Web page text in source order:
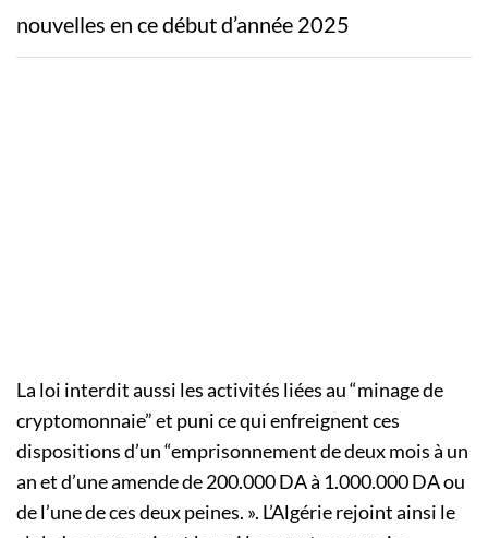
nouvelles en ce début d’année 2025
La loi interdit aussi les activités liées au “minage de
cryptomonnaie” et puni ce qui enfreignent ces
dispositions d’un “emprisonnement de deux mois à un
an et d’une amende de 200.000 DA à 1.000.000 DA ou
de l’une de ces deux peines. ». L’Algérie rejoint ainsi le